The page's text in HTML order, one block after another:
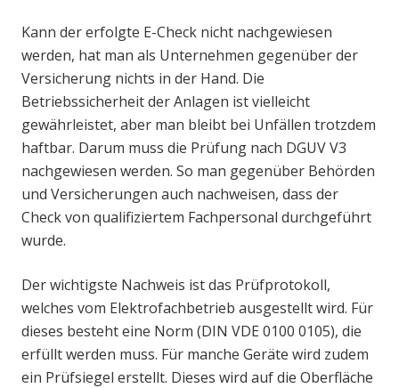
Kann der erfolgte E-Check nicht nachgewiesen
werden, hat man als Unternehmen gegenüber der
Versicherung nichts in der Hand. Die
Betriebssicherheit der Anlagen ist vielleicht
gewährleistet, aber man bleibt bei Unfällen trotzdem
haftbar. Darum muss die Prüfung nach DGUV V3
nachgewiesen werden. So man gegenüber Behörden
und Versicherungen auch nachweisen, dass der
Check von qualifiziertem Fachpersonal durchgeführt
wurde.
Der wichtigste Nachweis ist das Prüfprotokoll,
welches vom Elektrofachbetrieb ausgestellt wird. Für
dieses besteht eine Norm (DIN VDE 0100 0105), die
erfüllt werden muss. Für manche Geräte wird zudem
ein Prüfsiegel erstellt. Dieses wird auf die Oberfläche